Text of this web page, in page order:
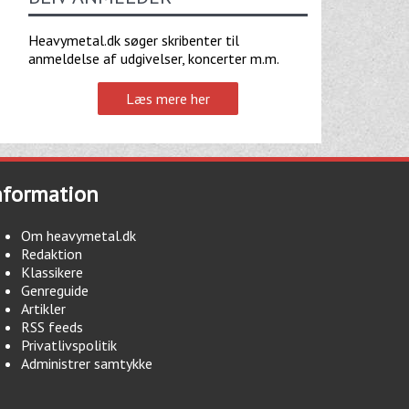
Heavymetal.dk søger skribenter til
anmeldelse af udgivelser, koncerter m.m.
Læs mere her
Om heavymetal.dk
Redaktion
Klassikere
Genreguide
Artikler
RSS feeds
Privatlivspolitik
Administrer samtykke